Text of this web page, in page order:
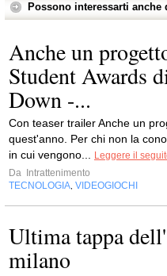
Possono interessarti anche
Anche un
Student Awards
Down -...
Con teaser trailer Anche un
quest'anno. Per chi non la
in cui vengono... Leggere il
Da
Intrattenimento
TECNOLOGIA, VIDEOGIOCHI
Ultima tappa
milano